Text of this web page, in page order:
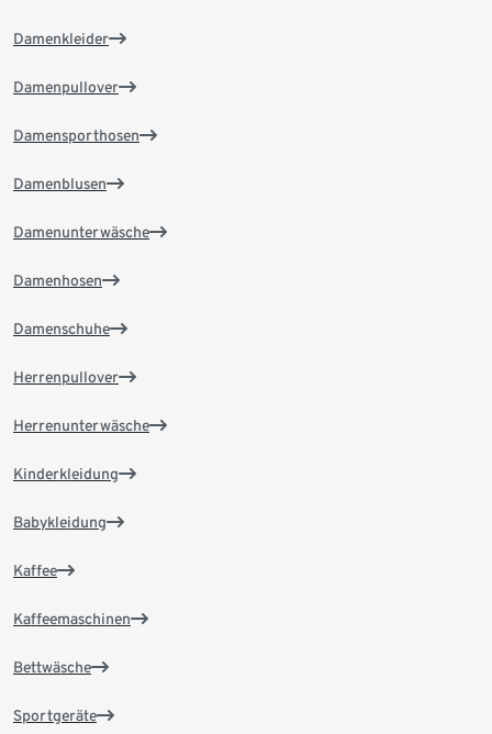
Damenkleider
Damenpullover
Damensporthosen
Damenblusen
Damenunterwäsche
Damenhosen
Damenschuhe
Herrenpullover
Herrenunterwäsche
Kinderkleidung
Babykleidung
Kaffee
Kaffeemaschinen
Bettwäsche
Sportgeräte